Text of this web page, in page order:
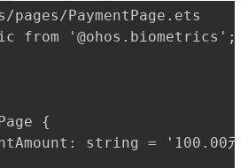
PaymentPage.ets
from '@ohos.biometrics';
{
string = '100.00元